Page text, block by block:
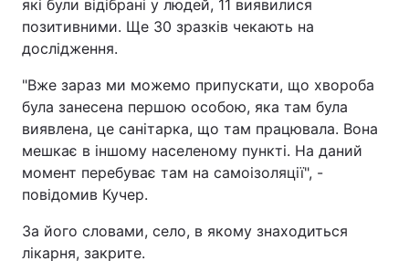
які були відібрані у людей, 11 виявилися
позитивними. Ще 30 зразків чекають на
дослідження.
"Вже зараз ми можемо припускати, що хвороба
була занесена першою особою, яка там була
виявлена, це санітарка, що там працювала. Вона
мешкає в іншому населеному пункті. На даний
момент перебуває там на самоізоляції", -
повідомив Кучер.
За його словами, село, в якому знаходиться
лікарня, закрите.